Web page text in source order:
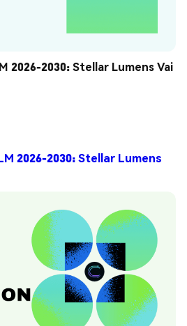
2026-2030: Stellar Lumens Vai
2026-2030: Stellar Lumens